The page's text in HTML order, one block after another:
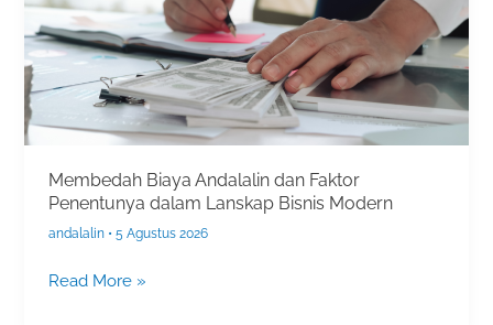
Membedah Biaya Andalalin dan Faktor
Penentunya dalam Lanskap Bisnis Modern
andalalin •5 Agustus 2026
Faktor
Penentunya
dalam
Lanskap
Read More »